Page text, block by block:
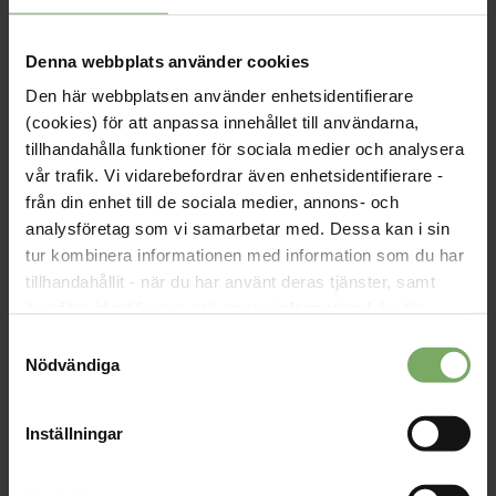
Denna webbplats använder cookies
Den här webbplatsen använder enhetsidentifierare
(cookies) för att anpassa innehållet till användarna,
tillhandahålla funktioner för sociala medier och analysera
vår trafik. Vi vidarebefordrar även enhetsidentifierare -
från din enhet till de sociala medier, annons- och
analysföretag som vi samarbetar med. Dessa kan i sin
tur kombinera informationen med information som du har
tillhandahållit - när du har använt deras tjänster, samt
området. Du godkänner våra cookies vid fortsatt
Nödvändiga
Inställningar
Upptakt tillsammans med
Norrbotten, vilken energiboost!
Publicerad: 2025-10-22, 08:58 • Uppdaterad: 2025-10-22,
08:59
Höstens fysiska möte skedde i år tillsammans med